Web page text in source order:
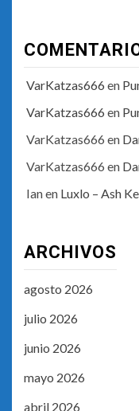
VarKatzas666 en
VarKatzas666 en
VarKatzas666 en
VarKatzas666 en
Ianen Luxlo – Ash
ARCHIVOS
agosto 2026
julio 2026
junio 2026
mayo 2026
abril 2026